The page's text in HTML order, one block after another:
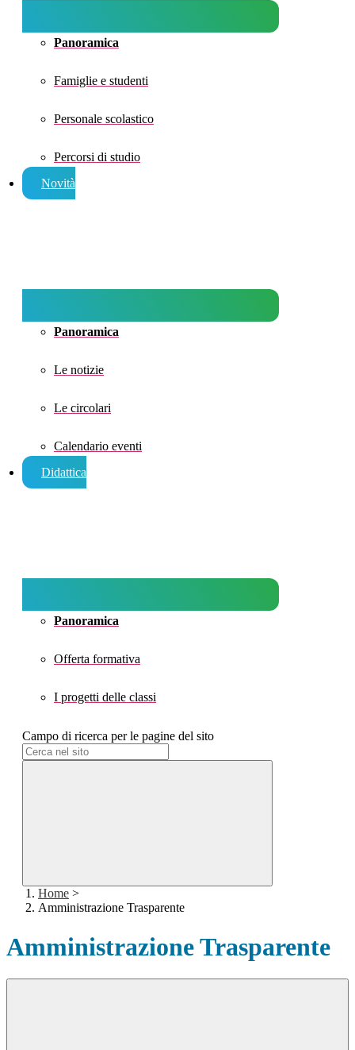
Panoramica
Famiglie e studenti
Personale scolastico
Percorsi di studio
Novità
Panoramica
Le notizie
Le circolari
Calendario eventi
Didattica
Panoramica
Offerta formativa
I progetti delle classi
Campo di ricerca per le pagine del sito
Home >
Amministrazione Trasparente
Amministrazione Trasparente